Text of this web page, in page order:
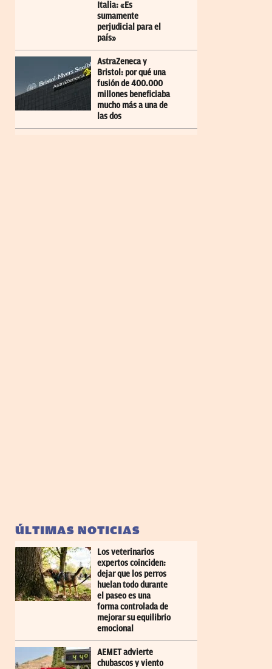
Italia: «Es
sumamente
perjudicial para el
país»
AstraZeneca y
Bristol: por qué una
fusión de 400.000
millones beneficiaba
mucho más a una de
las dos
ÚLTIMAS NOTICIAS
Los veterinarios
expertos coinciden:
dejar que los perros
huelan todo durante
el paseo es una
forma controlada de
mejorar su equilibrio
emocional
AEMET advierte
chubascos y viento